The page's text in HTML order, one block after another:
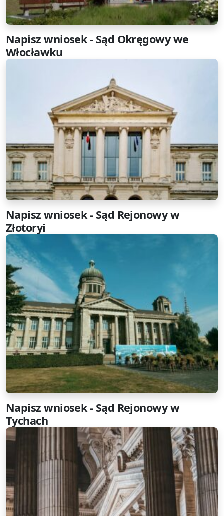
Napisz wniosek - Sąd Okręgowy we
Włocławku
Napisz wniosek - Sąd Rejonowy w
Złotoryi
Napisz wniosek - Sąd Rejonowy w
Tychach